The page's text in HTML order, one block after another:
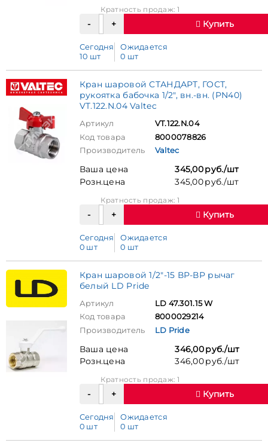
Кратность продаж: 1
Купить
Сегодня
10 шт
Ожидается
0 шт
Кран шаровой СТАНДАРТ, ГОСТ,
рукоятка бабочка 1/2", вн.-вн. (PN40)
VT.122.N.04 Valtec
Артикул
VT.122.N.04
Код товара
8000078826
Производитель
Valtec
Ваша цена
345,00 руб./шт
Розн.цена
345,00 руб./шт
Кратность продаж: 1
Купить
Сегодня
0 шт
Ожидается
0 шт
Кран шаровой 1/2"-15 ВР-ВР рычаг
белый LD Pride
Артикул
LD 47.301.15 W
Код товара
8000029214
Производитель
LD Pride
Ваша цена
346,00 руб./шт
Розн.цена
346,00 руб./шт
Кратность продаж: 1
Купить
Сегодня
0 шт
Ожидается
0 шт